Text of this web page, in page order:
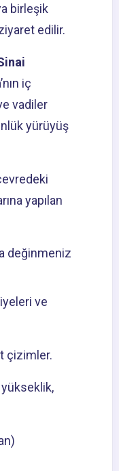
birleşik
edilir.
iç
vadiler
yürüyüş
yapılan
değinmeniz
ve
çizimler.
yükseklik,